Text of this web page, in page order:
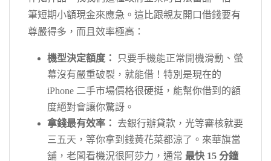
筆短期小額現金來應急。這比跟親友開口借錢要有
尊嚴得多，而且效率極高：
機型決定額度：
只要手機能正常開機滑動、螢
幕沒有嚴重破裂，就能借！特別是現在的
iPhone 二手市場價格很硬挺，能幫你借到的額
度絕對會讓你驚訝。
拿錢最有效率： 去銀行辦貸款，光等審核就要
三五天，等你拿到錢黃花菜都涼了。來華旗當
舖，老闆看機況很阿莎力，通常 最快 15 分鐘